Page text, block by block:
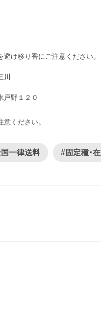
け移り香にご注意ください。
ください。
一律送料 #固定種･